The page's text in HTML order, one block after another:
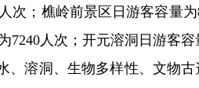
次；樵岭前景区日游客容量
7240人次；开元溶洞日游客容
、溶洞、生物多样性、文物